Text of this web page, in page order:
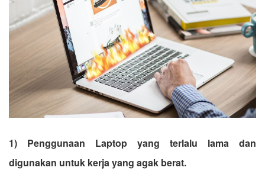
1) Penggunaan Laptop yang terlalu lama dan
digunakan untuk kerja yang agak berat.